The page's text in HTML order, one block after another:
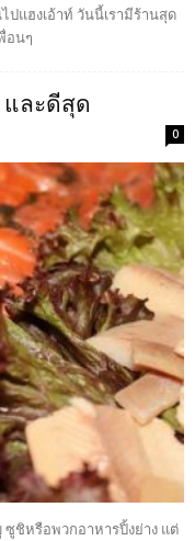
ปแฮงเอ้าท์ วันนี้เรามีร้านสุด
อนๆ
ละดีสุด
0
ซูชิหรือพวกอาหารปิ้งย่าง แต่